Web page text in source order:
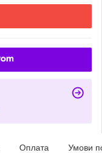
Оплата Умови